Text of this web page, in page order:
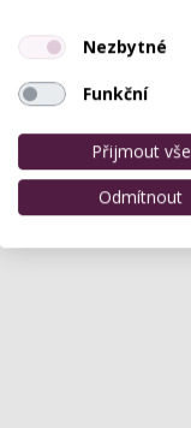
Nezbytné
Funkční
Přijmout vše
Odmítnout